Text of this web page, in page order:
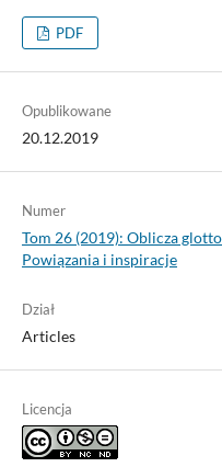
PDF
Opublikowane
20.12.2019
Numer
Tom 26 (2019): Oblicza
Powiązania i inspiracje
Dział
Articles
Licencja